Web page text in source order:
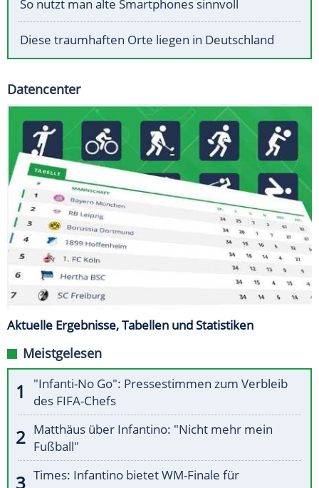
So nutzt man alte Smartphones sinnvoll
Diese traumhaften Orte liegen in Deutschland
Datencenter
Aktuelle Ergebnisse, Tabellen und Statistiken
Meistgelesen
"Infanti-No Go": Pressestimmen zum Verbleib
des FIFA-Chefs
Matthäus über Infantino: "Nicht mehr mein
Fußball"
Times: Infantino bietet WM-Finale für